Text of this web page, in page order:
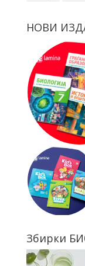
НОВИ
Збирки